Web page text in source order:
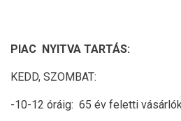
PIAC NYITVA TARTÁS:
KEDD, SZOMBAT:
-10-12 óráig: 65 év feletti